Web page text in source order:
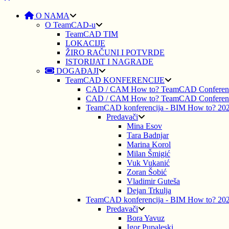
O NAMA
O TeamCAD-u
TeamCAD TIM
LOKACIJE
ŽIRO RAČUNI I POTVRDE
ISTORIJAT I NAGRADE
DOGAĐAJI
TeamCAD KONFERENCIJE
CAD / CAM How to? TeamCAD
CAD / CAM How to? TeamCAD
TeamCAD konferencija - BIM How to?
Predavači
Mina Esov
Tara Badnjar
Marina Korol
Milan Šmigić
Vuk Vukanić
Zoran Šobić
Vladimir Guteša
Dejan Trkulja
TeamCAD konferencija - BIM How to?
Predavači
Bora Yavuz
Igor Pupaleski